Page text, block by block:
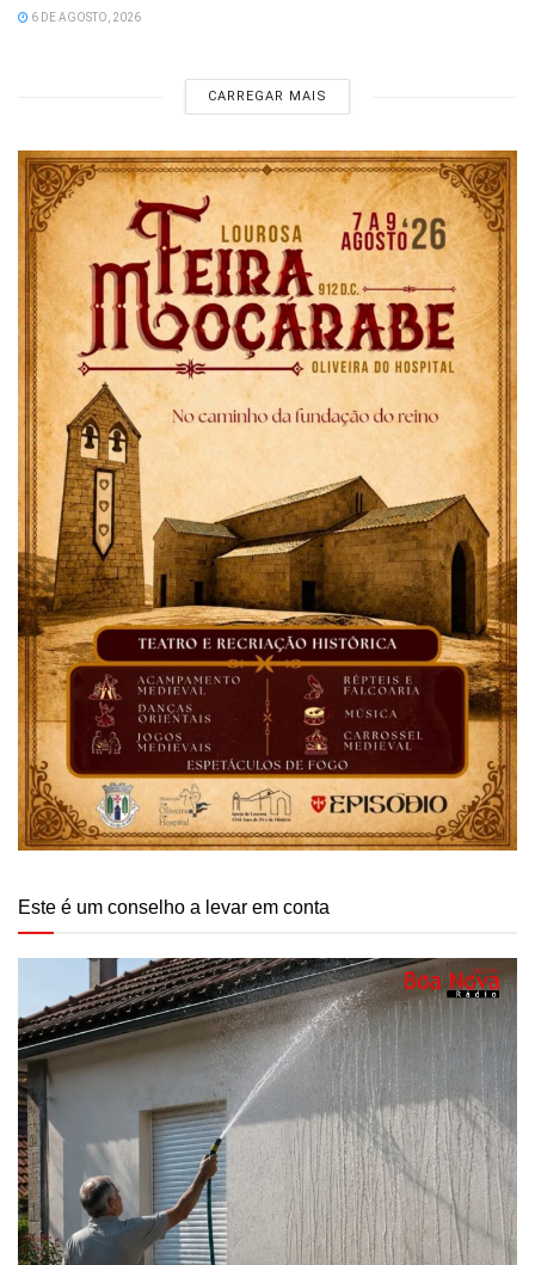
6 DE AGOSTO, 2026
CARREGAR MAIS
Este é um conselho a levar em conta